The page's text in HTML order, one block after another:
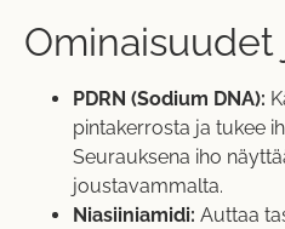
PDRN (Sodium DNA):
pintakerrosta ja tukee
Seurauksena iho
joustavammalta.
Niasiiniamidi: Auttaa